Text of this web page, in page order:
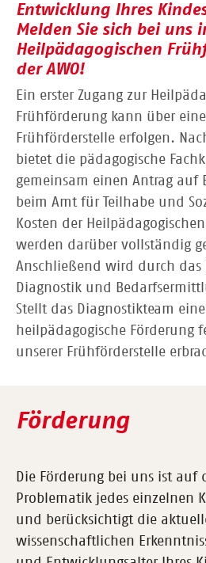
Entwicklung Ihres
Melden Sie sich bei uns
Heilpädagogischen
der AWO!
Ein erster Zugang zur
Frühförderung kann über
Frühförderstelle erfolgen.
bietet die pädagogische
gemeinsam einen Antrag auf
beim Amt für Teilhabe und
Kosten der
werden darüber vollständig
Anschließend wird durch das
Diagnostik und
Stellt das Diagnostikteam
heilpädagogische Förderung
unserer Frühförderstelle
Förderung
Die Förderung bei uns ist auf
Problematik jedes einzelnen
und berücksichtigt die
wissenschaftlichen